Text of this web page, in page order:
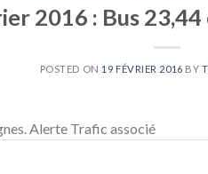
2016 : Bus
POSTED ON 19 FÉVRIER 2016 BY
Alerte Trafic associé